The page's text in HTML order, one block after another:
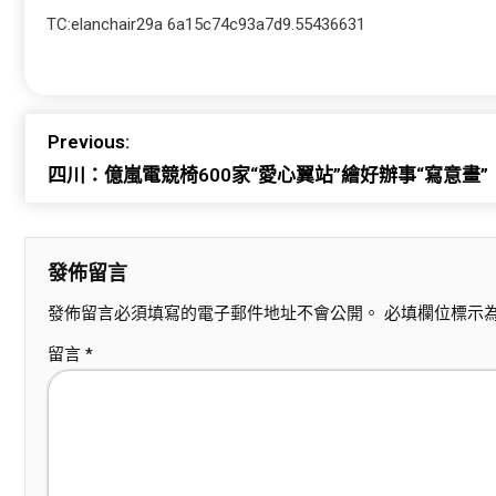
TC:elanchair29a 6a15c74c93a7d9.55436631
Previous:
四川：億嵐電競椅600家“愛心翼站”繪好辦事“寫意畫”
發佈留言
發佈留言必須填寫的電子郵件地址不會公開。 必填欄位標示
留言 *